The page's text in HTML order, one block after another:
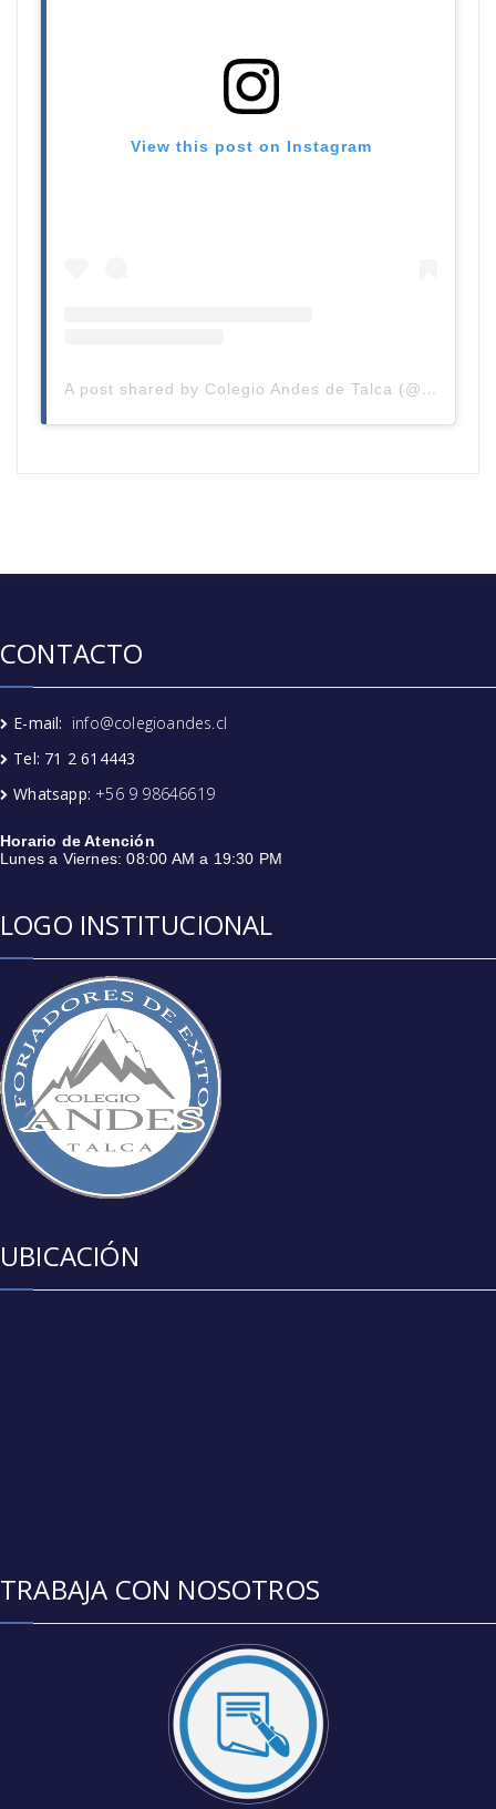
View this post on Instagram
A post shared by Colegio Andes de Talca (@colegioandestalca)
CONTACTO
E-mail: info@colegioandes.cl
Tel: 71 2 614443
Whatsapp: +56 9 98646619
Horario de Atención
Lunes a Viernes: 08:00 AM a 19:30 PM
LOGO INSTITUCIONAL
UBICACIÓN
TRABAJA CON NOSOTROS